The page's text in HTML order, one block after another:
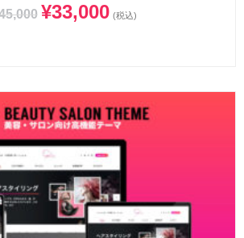
¥33,000 (税込)